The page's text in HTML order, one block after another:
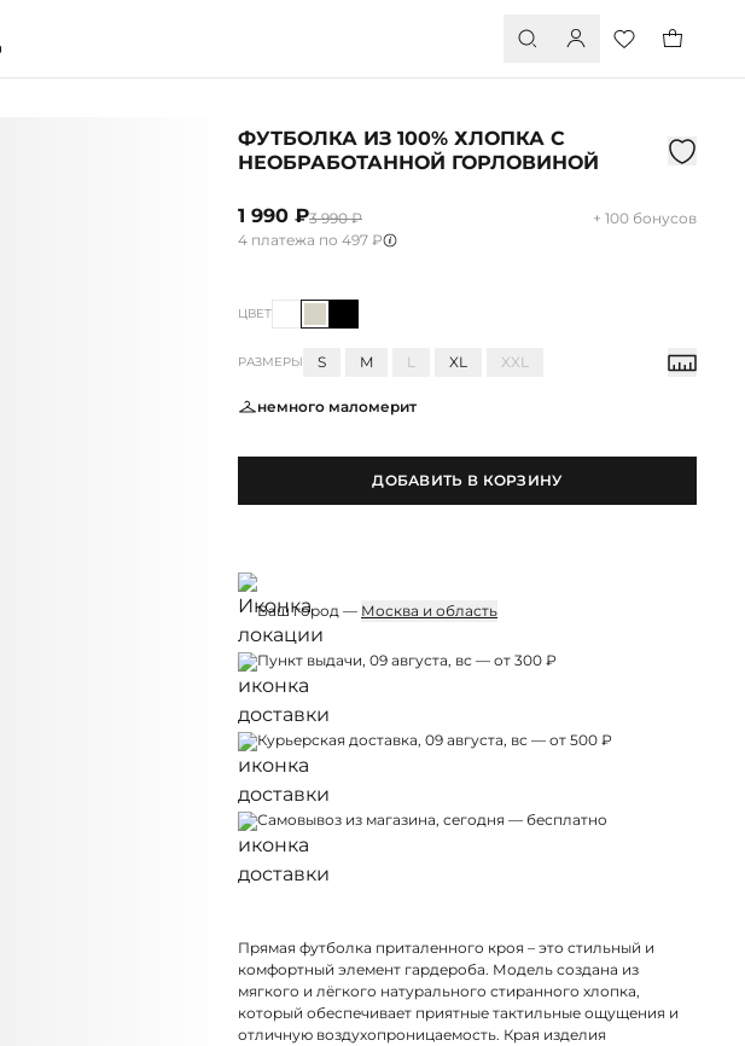
ФУТБОЛКА ИЗ 100% ХЛОПКА С
НЕОБРАБОТАННОЙ ГОРЛОВИНОЙ
1 990 ₽3 990 ₽
+ 100 бонусов
4 платежа по 497 ₽
ЦВЕТ
РАЗМЕРЫ S M L XL XXL
немного маломерит
ДОБАВИТЬ В КОРЗИНУ
Ваш город — Москва и область
Пункт выдачи, 09 августа, вс — от 300 ₽
Курьерская доставка, 09 августа, вс — от 500 ₽
Самовывоз из магазина, сегодня — бесплатно
Прямая футболка приталенного кроя – это стильный и
комфортный элемент гардероба. Модель создана из
мягкого и лёгкого натурального стиранного хлопка,
который обеспечивает приятные тактильные ощущения и
отличную воздухопроницаемость. Края изделия